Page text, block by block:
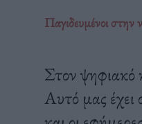
Παγιδευμένοι στην
Στον ψηφιακό
Αυτό μας έχει